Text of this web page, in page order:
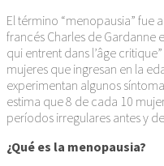
El término “menopausia” fue
francés Charles de Gardanne
qui entrent dans l’âge
mujeres que ingresan en la
experimentan algunos
estima que 8 de cada 10
períodos irregulares antes y
¿Qué es la menopausia?